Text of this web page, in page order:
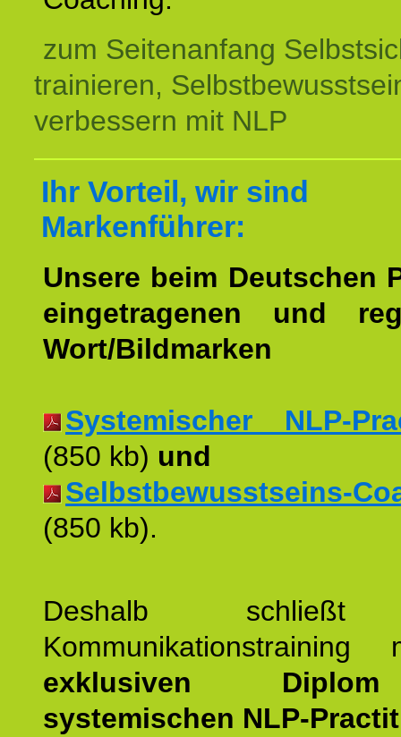
zum Seitenanfang
trainieren,
verbessern mit NLP
Ihr Vorteil, wir sind
Markenführer:
Unsere beim Deutschen
eingetragenen und
Wort/Bildmarken
Systemischer NLP-
(850 kb) und
Selbstbewusstseins-
(850 kb).
Deshalb schließt
exklusiven
systemischen NLP-